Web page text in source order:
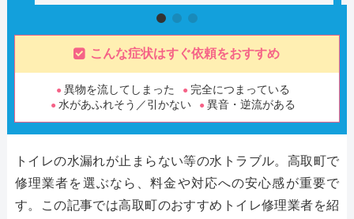
こんな症状はすぐ依頼をおすすめ
異物を流してしまった
完全につまっている
水があふれそう／引かない
異音・逆流がある
トイレの水漏れが止まらない等の水トラブル。高取町で
修理業者を選ぶなら、料金や対応への安心感が重要で
す。この記事では高取町のおすすめトイレ修理業者を紹